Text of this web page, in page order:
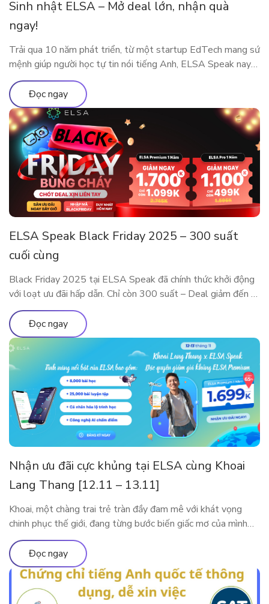
Sinh nhật ELSA – Mở deal lớn, nhận quà
ngay!
Trải qua 10 năm phát triển, từ một startup EdTech mang sứ
mệnh giúp người học tự tin nói tiếng Anh, ELSA Speak nay
đã trở thành nền tảng luyện phát âm và giao tiếp ứng dụng
AI được hàng triệu người dùng tại nhiều quốc gia tin tưởng
lựa chọn. Cột mốc 10 năm […]
Đọc ngay
ELSA Speak Black Friday 2025 – 300 suất
cuối cùng
Black Friday 2025 tại ELSA Speak đã chính thức khởi động
với loạt ưu đãi hấp dẫn. Chỉ còn 300 suất – Deal giảm đến 5
Triệu sắp cháy hàng! Đây là dịp đặc biệt trong năm để sở
hữu các gói ELSA Premium và ELSA Pro với giá ưu đãi hiếm
có. Trải nghiệm […]
Đọc ngay
Nhận ưu đãi cực khủng tại ELSA cùng Khoai
Lang Thang [12.11 – 13.11]
Khoai, một chàng trai trẻ tràn đầy đam mê với khát vọng
chinh phục thế giới, đang từng bước biến giấc mơ của mình
thành hiện thực. Tuy nhiên, thử thách lớn nhất mà anh phải
đối mặt trên hành trình này là tiếng Anh. Với ý chí kiên định,
Khoai đã bắt đầu hành […]
Đọc ngay